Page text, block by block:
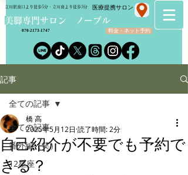
​美脚専門サロン ノーブル
立川駅南口より徒歩5分・立川南より徒歩3分
料金・ネット予約
070-2173-1747
​医療提携サロン
記事
全ての記事
番外編（笑）
12星座
全ての記事
自己紹介が不要でも予約で
きる？
橋 高
2025年5月12日 読了時間: 2分